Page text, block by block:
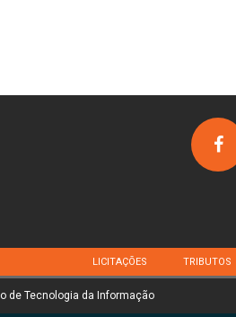
LICITAÇÕES TRIBUTOS
de Tecnologia da Informação